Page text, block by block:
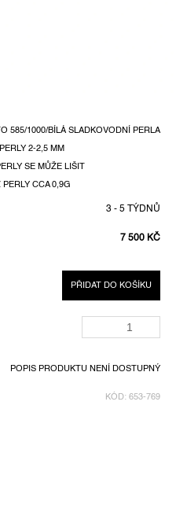
7 500 KČ
CENA:
3 - 5 TÝDNŮ
PŘIDAT DO KOŠÍKU
585/1000/BÍLÁ SLADKOVODNÍ PERLA
2-2,5 MM
SE MŮŽE LIŠIT
PERLY CCA 0,9G
POPIS PRODUKTU NENÍ DOSTUPNÝ
KÓD: 653-769